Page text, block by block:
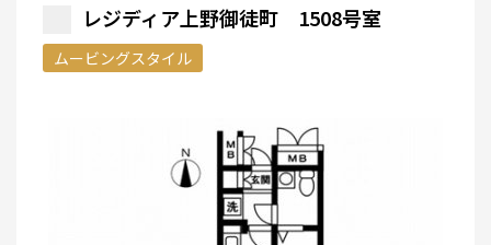
レジディア上野御徒町 1508号室
ムービングスタイル